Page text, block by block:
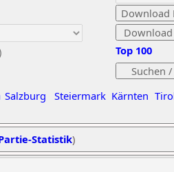
Salzburg Steiermark Kärnten
Top 100
Statistik)